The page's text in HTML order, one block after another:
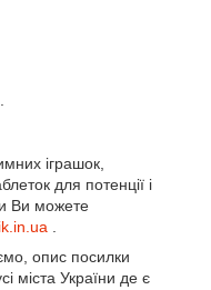
іграшок,
для потенції і
Ви можете
опис посилки
міста України де є